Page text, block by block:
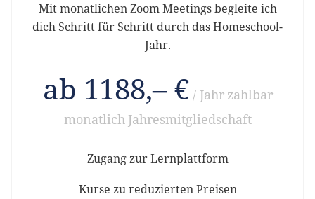
Mit monatlichen Zoom Meetings begleite ich
dich Schritt für Schritt durch das Homeschool-
Jahr.
ab 1188,– € / Jahr zahlbar
monatlich Jahresmitgliedschaft
Zugang zur Lernplattform
Kurse zu reduzierten Preisen